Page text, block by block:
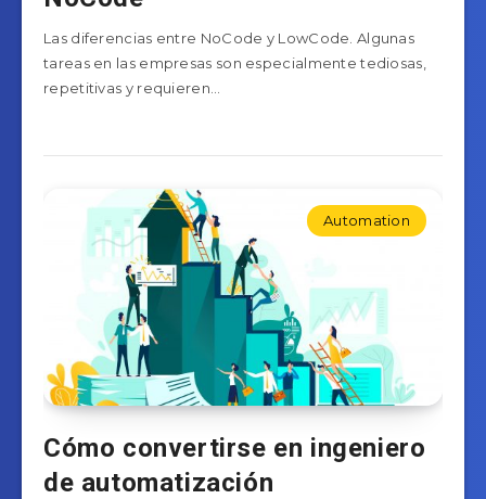
Las diferencias entre NoCode y LowCode. Algunas
tareas en las empresas son especialmente tediosas,
repetitivas y requieren…
Automation
Cómo convertirse en ingeniero
de automatización